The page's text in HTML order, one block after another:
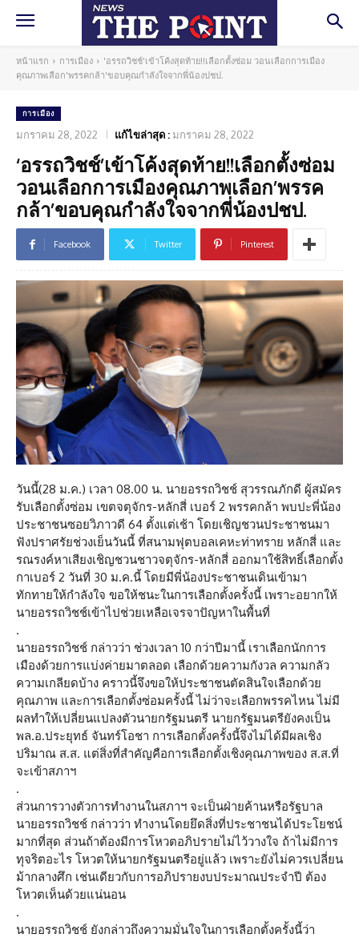
หน้าแรก การเมือง
'อรรถวิชช์'เข้าโค้งสุดท้าย!!เลือกตั้งซ่อม วอนเลือกการเมือง
คุณภาพเลือก'พรรคกล้า'ขอบคุณกำลังใจจากพี่น้องปชป.
การเมือง
มกราคม 28, 2022 แก้ไขล่าสุด : มกราคม 28, 2022
‘อรรถวิชช์’เข้าโค้งสุดท้าย!!เลือกตั้งซ่อม
วอนเลือกการเมืองคุณภาพเลือก’พรรค
กล้า’ขอบคุณกำลังใจจากพี่น้องปชป.
Facebook Twitter Pinterest
วันนี้(28 ม.ค.) เวลา 08.00 น. นายอรรถวิชช์ สุวรรณภักดี ผู้สมัคร
รับเลือกตั้งซ่อม เขตจตุจักร-หลักสี่ เบอร์ 2 พรรคกล้า พบปะพี่น้อง
ประชาชนซอยวิภาวดี 64 ตั้งแต่เช้า โดยเชิญชวนประชาชนมา
ฟังปราศรัยช่วงเย็นวันนี้ ที่สนามฟุตบอลเคหะท่าทราย หลักสี่ และ
รณรงค์หาเสียงเชิญชวนชาวจตุจักร-หลักสี่ ออกมาใช้สิทธิ์เลือกตั้ง
กาเบอร์ 2 วันที่ 30 ม.ค.นี้ โดยมีพี่น้องประชาชนเดินเข้ามา
ทักทายให้กำลังใจ ขอให้ชนะในการเลือกตั้งครั้งนี้ เพราะอยากให้
นายอรรถวิชช์เข้าไปช่วยเหลือเจรจาปัญหาในพื้นที่
.
นายอรรถวิชช์ กล่าวว่า ช่วงเวลา 10 กว่าปีมานี้ เราเลือกนักการ
เมืองด้วยการแบ่งค่ายมาตลอด เลือกด้วยความกังวล ความกลัว
ความเกลียดบ้าง คราวนี้จึงขอให้ประชาชนตัดสินใจเลือกด้วย
คุณภาพ และการเลือกตั้งซ่อมครั้งนี้ ไม่ว่าจะเลือกพรรคไหน ไม่มี
ผลทำให้เปลี่ยนแปลงตัวนายกรัฐมนตรี นายกรัฐมนตรียังคงเป็น
พล.อ.ประยุทธ์ จันทร์โอชา การเลือกตั้งครั้งนี้จึงไม่ได้มีผลเชิง
ปริมาณ ส.ส. แต่สิ่งที่สำคัญคือการเลือกตั้งเชิงคุณภาพของ ส.ส.ที่
จะเข้าสภาฯ
.
ส่วนการวางตัวการทำงานในสภาฯ จะเป็นฝ่ายค้านหรือรัฐบาล
นายอรรถวิชช์ กล่าวว่า ทำงานโดยยึดสิ่งที่ประชาชนได้ประโยชน์
มากที่สุด ส่วนถ้าต้องมีการโหวตอภิปรายไม่ไว้วางใจ ถ้าไม่มีการ
ทุจริตอะไร โหวตให้นายกรัฐมนตรีอยู่แล้ว เพราะยังไม่ควรเปลี่ยน
ม้ากลางศึก เช่นเดียวกับการอภิปรายงบประมาณประจำปี ต้อง
โหวตเห็นด้วยแน่นอน
.
นายอรรถวิชช์ ยังกล่าวถึงความมั่นใจในการเลือกตั้งครั้งนี้ว่า